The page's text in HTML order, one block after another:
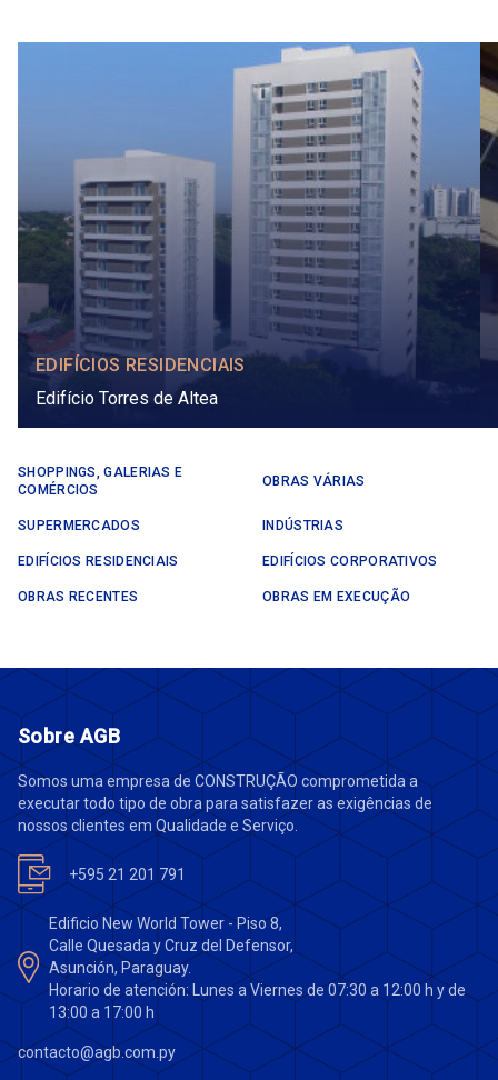
EDIFÍCIOS RESIDENCIAIS
Edifício Torres de Altea
SHOPPINGS, GALERIAS E
COMÉRCIOS
OBRAS VÁRIAS
SUPERMERCADOS INDÚSTRIAS
EDIFÍCIOS RESIDENCIAIS EDIFÍCIOS CORPORATIVOS
OBRAS RECENTES OBRAS EM EXECUÇÃO
Sobre AGB
Somos uma empresa de CONSTRUÇÃO comprometida a
executar todo tipo de obra para satisfazer as exigências de
nossos clientes em Qualidade e Serviço.
+595 21 201 791
Edificio New World Tower - Piso 8,
Calle Quesada y Cruz del Defensor,
Asunción, Paraguay.
Horario de atención: Lunes a Viernes de 07:30 a 12:00 h y de
13:00 a 17:00 h
contacto@agb.com.py